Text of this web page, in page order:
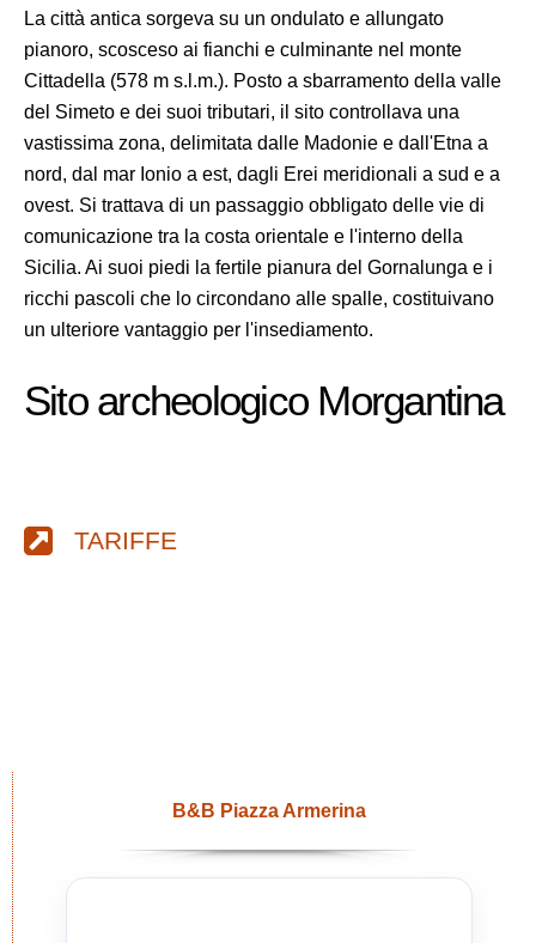
La città antica sorgeva su un ondulato e allungato
pianoro, scosceso ai fianchi e culminante nel monte
Cittadella (578 m s.l.m.). Posto a sbarramento della valle
del Simeto e dei suoi tributari, il sito controllava una
vastissima zona, delimitata dalle Madonie e dall'Etna a
nord, dal mar Ionio a est, dagli Erei meridionali a sud e a
ovest. Si trattava di un passaggio obbligato delle vie di
comunicazione tra la costa orientale e l'interno della
Sicilia. Ai suoi piedi la fertile pianura del Gornalunga e i
ricchi pascoli che lo circondano alle spalle, costituivano
un ulteriore vantaggio per l'insediamento.
Sito archeologico Morgantina
TARIFFE
B&B Piazza Armerina